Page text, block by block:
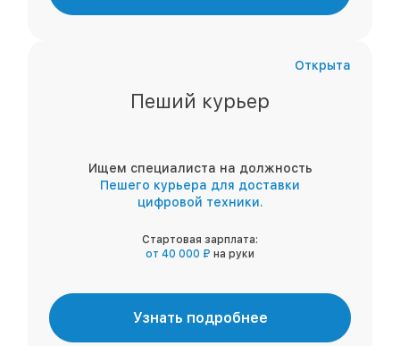
Открыта
Пеший курьер
Ищем специалиста на должность
Пешего курьера для доставки
цифровой техники.
Стартовая зарплата:
от 40 000 ₽ на руки
Узнать подробнее